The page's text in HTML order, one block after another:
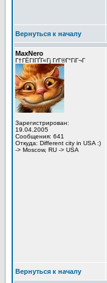
Вернуться к началу
MaxNero
Г†ГЁГІГҐГ«Гј ГґГ®Г°ГіГ¬Г
Зарегистрирован:
19.04.2005
Сообщения: 641
Откуда: Different city in USA :)
-> Moscow, RU -> USA
Вернуться к началу